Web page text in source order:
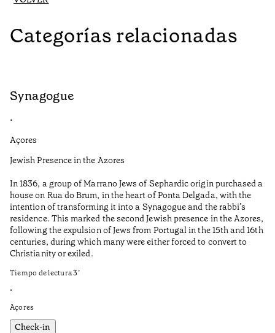
Categorías relacionadas
Synagogue
•
Açores
Jewish Presence in the Azores
In 1836, a group of Marrano Jews of Sephardic origin purchased a
house on Rua do Brum, in the heart of Ponta Delgada, with the
intention of transforming it into a Synagogue and the rabbi’s
residence. This marked the second Jewish presence in the Azores,
following the expulsion of Jews from Portugal in the 15th and 16th
centuries, during which many were either forced to convert to
Christianity or exiled.
Tiempo de lectura3’
•
Açores
Check-in